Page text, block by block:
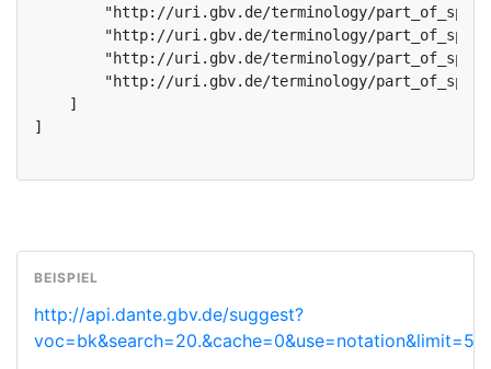
"http://uri.gbv.de/terminology/
"http://uri.gbv.de/terminology/
"http://uri.gbv.de/terminology/
"http://uri.gbv.de/terminology/
    ]
]
http://api.dante.gbv.de/suggest?
voc=bk&search=20.&cache=0&use=notation&limit=5